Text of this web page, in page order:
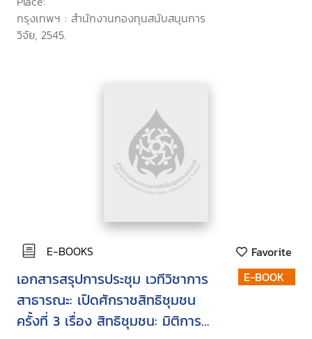
กรุงเทพฯ : สำนักงานกองทุนสนับสนุนการ
วิจัย, 2545.
E-BOOKS Favorite
เอกสารสรุปการประชุม เวทีวิชาการ
สาธารณะ: เปิดศักราชสิทธิชุมชน
ครั้งที่ 3 เรื่อง สิทธิชุมชน: มิติการ
E-BOOK